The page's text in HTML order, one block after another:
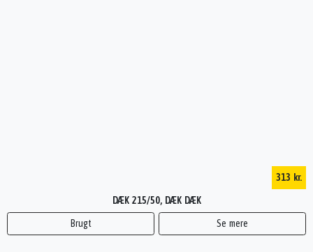
313 kr.
DÆK 215/50, DÆK DÆK
Brugt Se mere